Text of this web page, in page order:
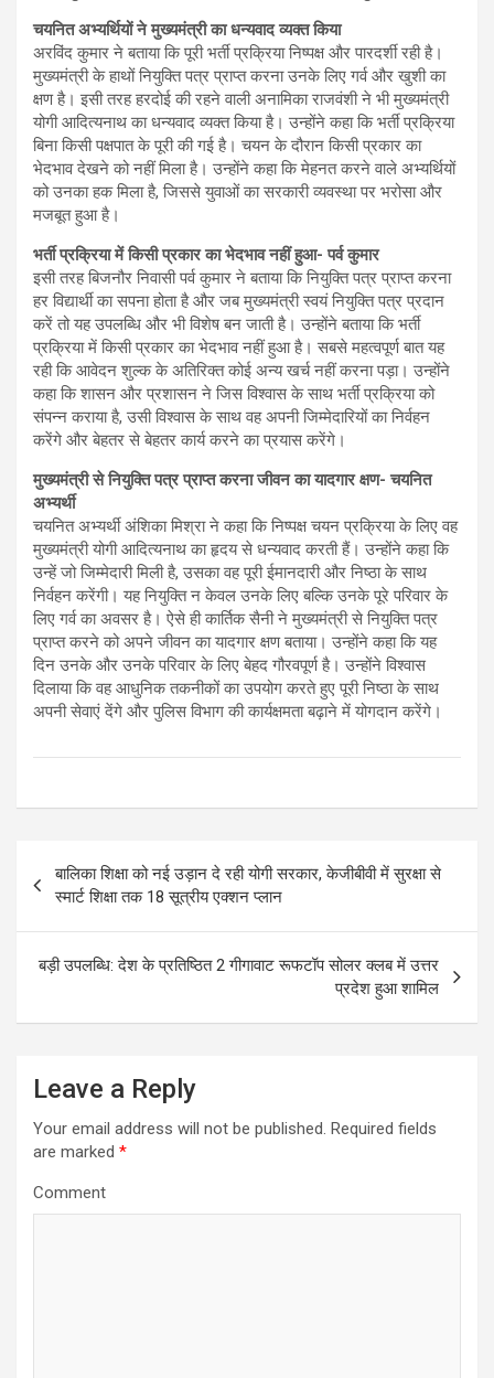
चयनित अभ्यर्थियों ने मुख्यमंत्री का धन्यवाद व्यक्त किया
अरविंद कुमार ने बताया कि पूरी भर्ती प्रक्रिया निष्पक्ष और पारदर्शी रही है।
मुख्यमंत्री के हाथों नियुक्ति पत्र प्राप्त करना उनके लिए गर्व और खुशी का
क्षण है। इसी तरह हरदोई की रहने वाली अनामिका राजवंशी ने भी मुख्यमंत्री
योगी आदित्यनाथ का धन्यवाद व्यक्त किया है। उन्होंने कहा कि भर्ती प्रक्रिया
बिना किसी पक्षपात के पूरी की गई है। चयन के दौरान किसी प्रकार का
भेदभाव देखने को नहीं मिला है। उन्होंने कहा कि मेहनत करने वाले अभ्यर्थियों
को उनका हक मिला है, जिससे युवाओं का सरकारी व्यवस्था पर भरोसा और
मजबूत हुआ है।
भर्ती प्रक्रिया में किसी प्रकार का भेदभाव नहीं हुआ- पर्व कुमार
इसी तरह बिजनौर निवासी पर्व कुमार ने बताया कि नियुक्ति पत्र प्राप्त करना
हर विद्यार्थी का सपना होता है और जब मुख्यमंत्री स्वयं नियुक्ति पत्र प्रदान
करें तो यह उपलब्धि और भी विशेष बन जाती है। उन्होंने बताया कि भर्ती
प्रक्रिया में किसी प्रकार का भेदभाव नहीं हुआ है। सबसे महत्वपूर्ण बात यह
रही कि आवेदन शुल्क के अतिरिक्त कोई अन्य खर्च नहीं करना पड़ा। उन्होंने
कहा कि शासन और प्रशासन ने जिस विश्वास के साथ भर्ती प्रक्रिया को
संपन्न कराया है, उसी विश्वास के साथ वह अपनी जिम्मेदारियों का निर्वहन
करेंगे और बेहतर से बेहतर कार्य करने का प्रयास करेंगे।
मुख्यमंत्री से नियुक्ति पत्र प्राप्त करना जीवन का यादगार क्षण- चयनित
अभ्यर्थी
चयनित अभ्यर्थी अंशिका मिश्रा ने कहा कि निष्पक्ष चयन प्रक्रिया के लिए वह
मुख्यमंत्री योगी आदित्यनाथ का हृदय से धन्यवाद करती हैं। उन्होंने कहा कि
उन्हें जो जिम्मेदारी मिली है, उसका वह पूरी ईमानदारी और निष्ठा के साथ
निर्वहन करेंगी। यह नियुक्ति न केवल उनके लिए बल्कि उनके पूरे परिवार के
लिए गर्व का अवसर है। ऐसे ही कार्तिक सैनी ने मुख्यमंत्री से नियुक्ति पत्र
प्राप्त करने को अपने जीवन का यादगार क्षण बताया। उन्होंने कहा कि यह
दिन उनके और उनके परिवार के लिए बेहद गौरवपूर्ण है। उन्होंने विश्वास
दिलाया कि वह आधुनिक तकनीकों का उपयोग करते हुए पूरी निष्ठा के साथ
अपनी सेवाएं देंगे और पुलिस विभाग की कार्यक्षमता बढ़ाने में योगदान करेंगे।
s
a
बालिका शिक्षा को नई उड़ान दे रही योगी सरकार, केजीबीवी में सुरक्षा से
स्मार्ट शिक्षा तक 18 सूत्रीय एक्शन प्लान
बड़ी उपलब्धि: देश के प्रतिष्ठित 2 गीगावाट रूफटॉप सोलर क्लब में उत्तर
प्रदेश हुआ शामिल
Leave a Reply
Your email address will not be published. Required fields
are marked *
Comment